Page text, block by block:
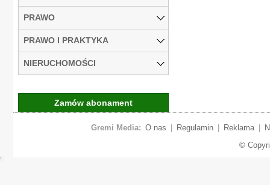
PRAWO
PRAWO I PRAKTYKA
NIERUCHOMOŚCI
Zamów abonament
Gremi Media: O nas Regulamin Reklama
©